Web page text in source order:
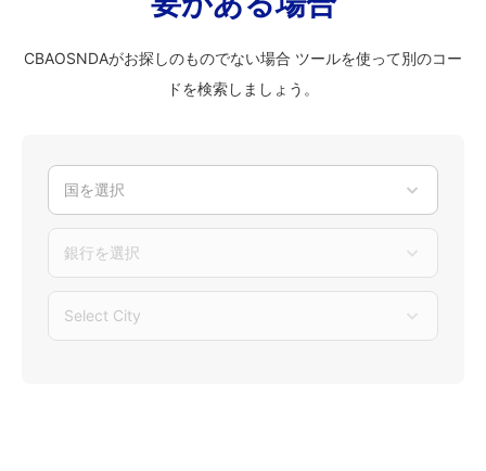
CBAOSNDAがお探しのものでない場合 ツールを使って別のコー
ドを検索しましょう。
国を選択
銀行を選択
Select City